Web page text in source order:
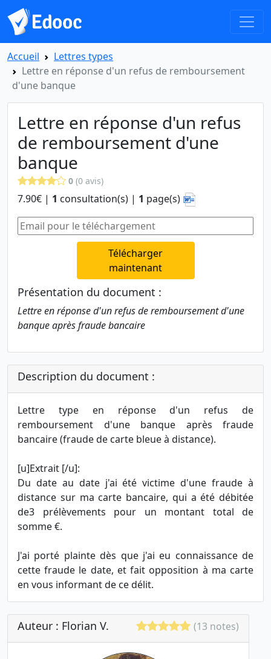
Accueil
Lettres types
Lettre en réponse d'un refus de remboursement
d'une banque
Lettre en réponse d'un refus
de remboursement d'une
banque
0 (0 avis)
7.90€ | 1 consultation(s) | 1 page(s)
Télécharger
maintenant
Présentation du document :
Lettre en réponse d'un refus de remboursement d'une
banque après fraude bancaire
Description du document :
Lettre type en réponse d'un refus de
remboursement d'une banque après fraude
bancaire (fraude de carte bleue à distance).
[u]Extrait [/u]:
Du date au date j'ai été victime d'une fraude à
distance sur ma carte bancaire, qui a été débitée
de3 prélèvements pour un montant total de
somme €.
J'ai porté plainte dès que j'ai eu connaissance de
cette fraude le date, et fait opposition à ma carte
en vous informant de ce délit.
Auteur : Florian V. (13 notes)